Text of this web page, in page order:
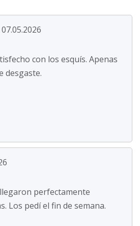
con los esquís. Apenas
desgaste.
perfectamente
Los pedí el fin de semana.